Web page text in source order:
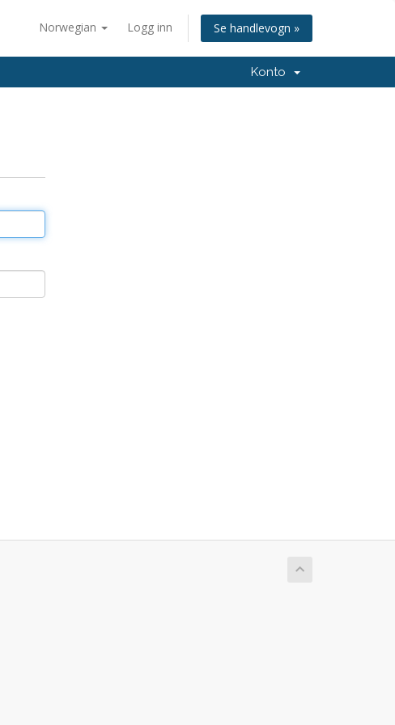
Norwegian Logg inn Se handlevogn »
Konto